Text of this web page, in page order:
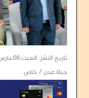
تاريخ النشر: السبت 08 مارس 2025 - الساعة 20:13:08
حياة عدن / خاص :